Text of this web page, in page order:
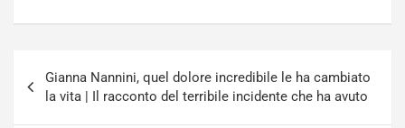
articoli
Gianna Nannini, quel dolore incredibile le ha cambiato
la vita | Il racconto del terribile incidente che ha avuto